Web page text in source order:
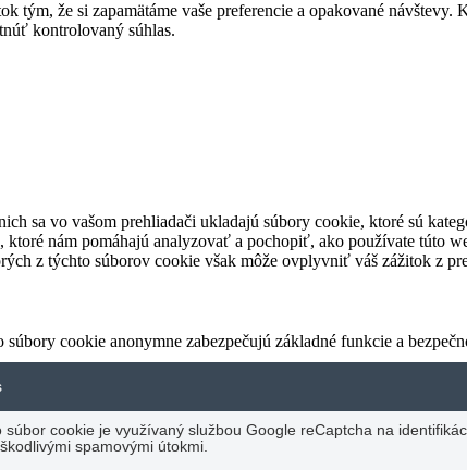
že si zapamätáme vaše preferencie a opakované
kontrolovaný súhlas.
sa vo vašom prehliadači ukladajú súbory cookie, ktoré sú
nám pomáhajú analyzovať a pochopiť, ako používate túto
z týchto súborov cookie však môže ovplyvniť váš zážitok z
cookie anonymne zabezpečujú základné funkcie a
súbor cookie je využívaný službou Google reCaptcha na
spamovými útokmi.